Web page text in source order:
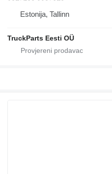
Estonija, Tallinn
TruckParts Eesti OÜ